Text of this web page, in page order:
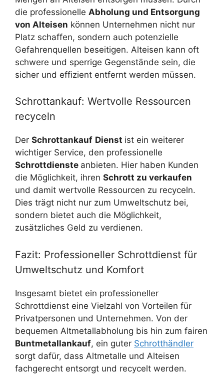
die professionelle Abholung und Entsorgung
von Alteisen können Unternehmen nicht nur
Platz schaffen, sondern auch potenzielle
Gefahrenquellen beseitigen. Alteisen kann oft
schwere und sperrige Gegenstände sein, die
sicher und effizient entfernt werden müssen.
Schrottankauf: Wertvolle Ressourcen
recyceln
Der Schrottankauf Dienst ist ein weiterer
wichtiger Service, den professionelle
Schrottdienste anbieten. Hier haben Kunden
die Möglichkeit, ihren Schrott zu verkaufen
und damit wertvolle Ressourcen zu recyceln.
Dies trägt nicht nur zum Umweltschutz bei,
sondern bietet auch die Möglichkeit,
zusätzliches Geld zu verdienen.
Fazit: Professioneller Schrottdienst für
Umweltschutz und Komfort
Insgesamt bietet ein professioneller
Schrottdienst eine Vielzahl von Vorteilen für
Privatpersonen und Unternehmen. Von der
bequemen Altmetallabholung bis hin zum fairen
Buntmetallankauf, ein guter Schrotthändler
sorgt dafür, dass Altmetalle und Alteisen
fachgerecht entsorgt und recycelt werden.